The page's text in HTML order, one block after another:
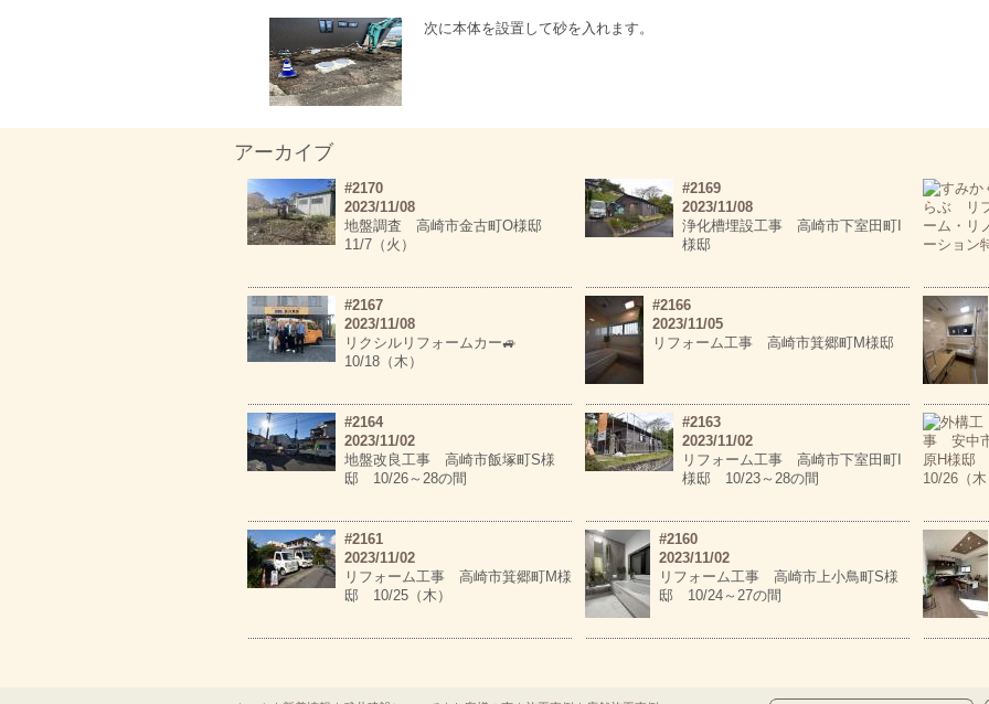
次に本体を設置して砂を入れます。
アーカイブ
#2170
2023/11/08
地盤調査 高崎市金古町O様邸
11/7（火）
#2169
2023/11/08
浄化槽埋設工事 高崎市下室田町I
様邸
#2167
2023/11/08
リクシルリフォームカー🚙
10/18（木）
#2166
2023/11/05
リフォーム工事 高崎市箕郷町M様邸
#2164
2023/11/02
地盤改良工事 高崎市飯塚町S様
邸 10/26～28の間
#2163
2023/11/02
リフォーム工事 高崎市下室田町I
様邸 10/23～28の間
#2161
2023/11/02
リフォーム工事 高崎市箕郷町M様
邸 10/25（木）
#2160
2023/11/02
リフォーム工事 高崎市上小鳥町S様
邸 10/24～27の間